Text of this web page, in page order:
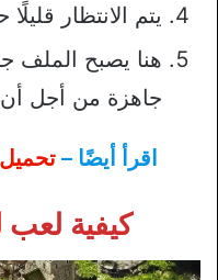
يتم الانتظار
هنا يصبح الملف
جاهزة من أجل أن
اقرأ أيضًا –تحميل
كيفية لعب